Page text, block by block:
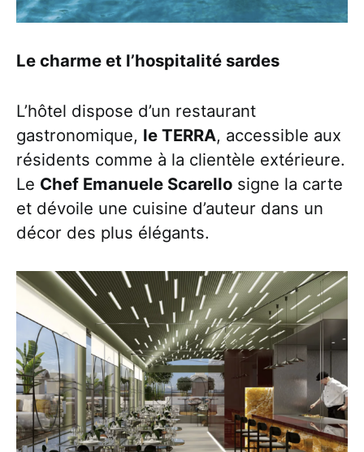
Le charme et l’hospitalité sardes
L’hôtel dispose d’un restaurant
gastronomique, le TERRA, accessible aux
résidents comme à la clientèle extérieure.
Le Chef Emanuele Scarello signe la carte
et dévoile une cuisine d’auteur dans un
décor des plus élégants.